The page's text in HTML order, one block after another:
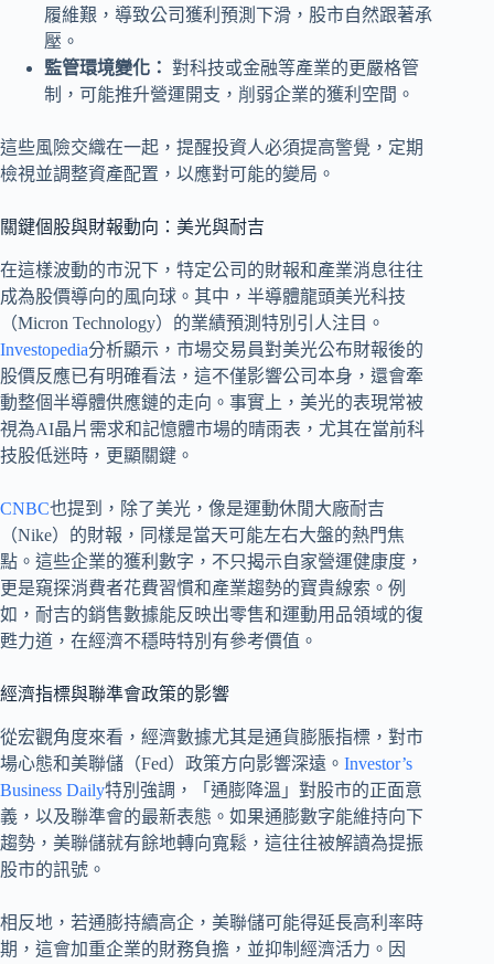
履維艱，導致公司獲利預測下滑，股市自然跟著承
壓。
監管環境變化： 對科技或金融等產業的更嚴格管
制，可能推升營運開支，削弱企業的獲利空間。
這些風險交織在一起，提醒投資人必須提高警覺，定期
檢視並調整資產配置，以應對可能的變局。
關鍵個股與財報動向：美光與耐吉
在這樣波動的市況下，特定公司的財報和產業消息往往
成為股價導向的風向球。其中，半導體龍頭美光科技
（Micron Technology）的業績預測特別引人注目。
Investopedia分析顯示，市場交易員對美光公布財報後的
股價反應已有明確看法，這不僅影響公司本身，還會牽
動整個半導體供應鏈的走向。事實上，美光的表現常被
視為AI晶片需求和記憶體市場的晴雨表，尤其在當前科
技股低迷時，更顯關鍵。
CNBC也提到，除了美光，像是運動休閒大廠耐吉
（Nike）的財報，同樣是當天可能左右大盤的熱門焦
點。這些企業的獲利數字，不只揭示自家營運健康度，
更是窺探消費者花費習慣和產業趨勢的寶貴線索。例
如，耐吉的銷售數據能反映出零售和運動用品領域的復
甦力道，在經濟不穩時特別有參考價值。
經濟指標與聯準會政策的影響
從宏觀角度來看，經濟數據尤其是通貨膨脹指標，對市
場心態和美聯儲（Fed）政策方向影響深遠。 Investor’s
Business Daily特別強調，「通膨降溫」對股市的正面意
義，以及聯準會的最新表態。如果通膨數字能維持向下
趨勢，美聯儲就有餘地轉向寬鬆，這往往被解讀為提振
股市的訊號。
相反地，若通膨持續高企，美聯儲可能得延長高利率時
期，這會加重企業的財務負擔，並抑制經濟活力。因